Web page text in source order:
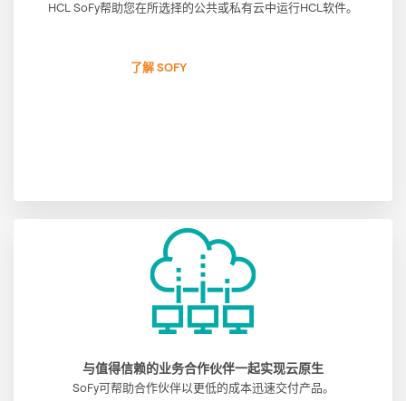
HCL SoFy帮助您在所选择的公共或私有云中运行HCL软件。
了解 SOFY
与值得信赖的业务合作伙伴一起实现云原生
SoFy可帮助合作伙伴以更低的成本迅速交付产品。